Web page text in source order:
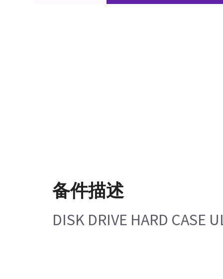
备件描述
DISK DRIVE HARD CASE